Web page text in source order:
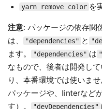
yarn remove color を
注意: パッケージの依存関
は、
"dependencies" と
ます。
"dependencies" は
なもので、後者は開発し
り、本番環境では使いま
パッケージや、linterなど
す）。
"devDependencies"